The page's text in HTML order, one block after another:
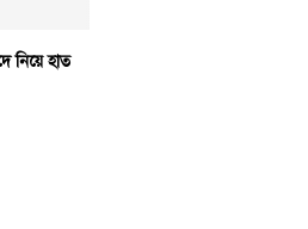
নিয়ে হাত